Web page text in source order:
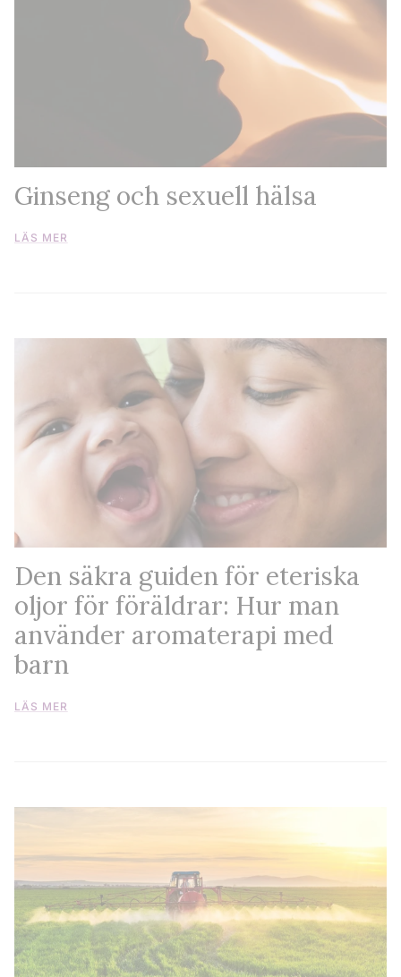
Ginseng och sexuell hälsa
LÄS MER
Den säkra guiden för eteriska
oljor för föräldrar: Hur man
använder aromaterapi med
barn
LÄS MER